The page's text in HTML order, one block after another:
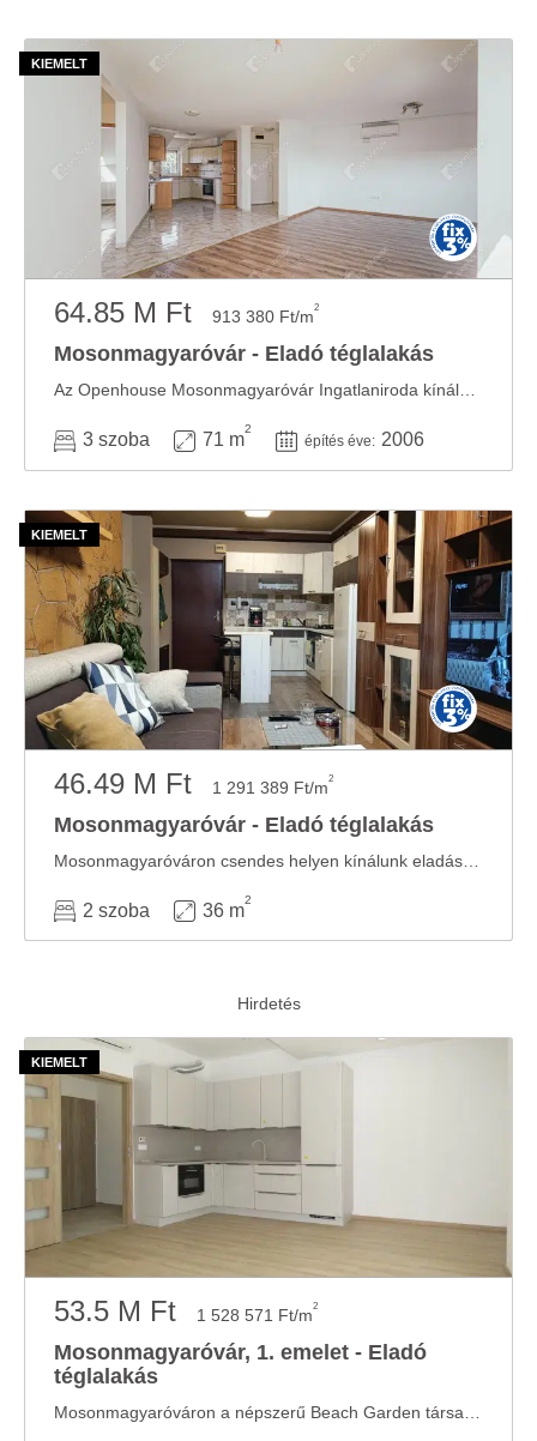
64.85 M Ft 913 380 Ft/m2
Mosonmagyaróvár - Eladó téglalakás
3 szoba 71 m
2
építés éve: 2006
46.49 M Ft 1 291 389 Ft/m2
Mosonmagyaróvár - Eladó téglalakás
2 szoba 36 m
2
53.5 M Ft 1 528 571 Ft/m2
Mosonmagyaróvár, 1. emelet - Eladó
téglalakás